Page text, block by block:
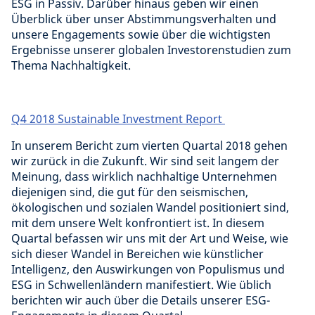
ESG in Passiv. Darüber hinaus geben wir einen
Überblick über unser Abstimmungsverhalten und
unsere Engagements sowie über die wichtigsten
Ergebnisse unserer globalen Investorenstudien zum
Thema Nachhaltigkeit.
Q4 2018 Sustainable Investment Report
In unserem Bericht zum vierten Quartal 2018 gehen
wir zurück in die Zukunft. Wir sind seit langem der
Meinung, dass wirklich nachhaltige Unternehmen
diejenigen sind, die gut für den seismischen,
ökologischen und sozialen Wandel positioniert sind,
mit dem unsere Welt konfrontiert ist. In diesem
Quartal befassen wir uns mit der Art und Weise, wie
sich dieser Wandel in Bereichen wie künstlicher
Intelligenz, den Auswirkungen von Populismus und
ESG in Schwellenländern manifestiert. Wie üblich
berichten wir auch über die Details unserer ESG-